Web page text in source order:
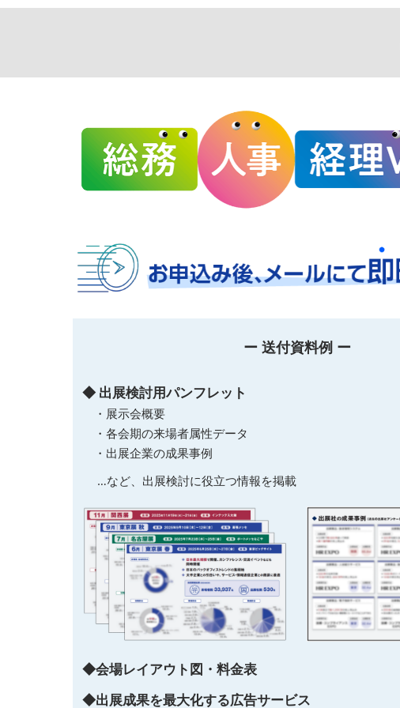
ー 送付資料例 ー
◆ 出展検討用パンフレット
・展示会概要
・各会期の来場者属性データ
・出展企業の成果事例
…など、出展検討に役立つ情報を掲載
◆会場レイアウト図・料金表
◆出展成果を最大化する広告サービス